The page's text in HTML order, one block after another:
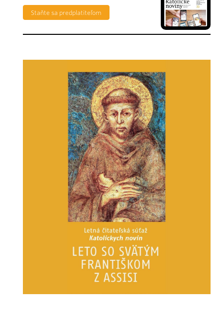
Staňte sa predplatiteľom